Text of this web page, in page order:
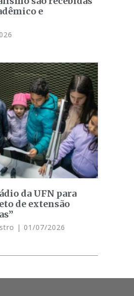
e
da UFN para
de extensão
01/07/2026